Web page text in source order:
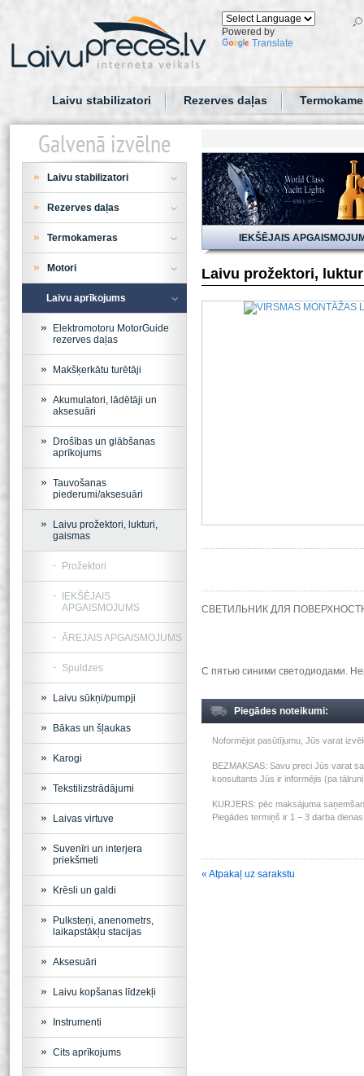
Powered by
Translate
Laivu stabilizatori Rezerves daļas
IEKŠĒJAIS
Laivu prožektori,
СВЕТИЛЬНИК ДЛЯ
С пятью синими светодиодами.
Piegādes noteikumi:
Noformējot pasūtījumu, Jūs varat
BEZMAKSAS: Savu preci Jūs varat
konsultants Jūs ir informējis (pa
KURJERS: pēc maksājuma
Piegādes termiņš ir 1 – 3 darba
« Atpakaļ uz sarakstu
Galvenā izvēlne
Laivu stabilizatori
Rezerves daļas
Termokameras
Motori
Laivu aprīkojums
Elektromotoru MotorGuide
rezerves daļas
Makšķerkātu turētāji
Akumulatori, lādētāji un
aksesuāri
Drošības un glābšanas
aprīkojums
Tauvošanas
piederumi/aksesuāri
Laivu prožektori, lukturi,
gaismas
Prožektori
IEKŠĒJAIS
APGAISMOJUMS
ĀREJAIS APGAISMOJUMS
Spuldzes
Laivu sūkņi/pumpji
Bākas un šļaukas
Karogi
Tekstilizstrādājumi
Laivas virtuve
Suvenīri un interjera
priekšmeti
Krēsli un galdi
Pulksteņi, anenometrs,
laikapstākļu stacijas
Aksesuāri
Laivu kopšanas līdzekļi
Instrumenti
Cits aprīkojums